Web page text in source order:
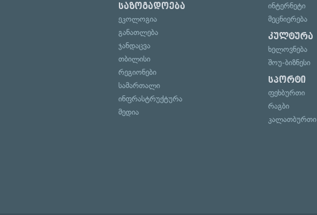
საზოგადოება
ეკოლოგია
განათლება
ჯანდაცვა
თბილისი
რეგიონები
სამართალი
ინფრასტრუქტურა
მედია
ინტერნეტი
მეცნიერება
კულტურა
ხელოვნება
შოუ-ბიზნესი
სპორტი
ფეხბურთი
რაგბი
კალათბურთი